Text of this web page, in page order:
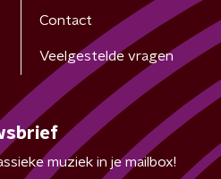
Contact
Veelgestelde vragen
muziek in je mailbox!